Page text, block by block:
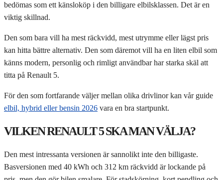
bedömas som ett känsloköp i den billigare elbilsklassen. Det är en
viktig skillnad.
Den som bara vill ha mest räckvidd, mest utrymme eller lägst pris
kan hitta bättre alternativ. Den som däremot vill ha en liten elbil som
känns modern, personlig och rimligt användbar har starka skäl att
titta på Renault 5.
För den som fortfarande väljer mellan olika drivlinor kan vår guide
elbil, hybrid eller bensin 2026 vara en bra startpunkt.
VILKEN RENAULT 5 SKA MAN VÄLJA?
Den mest intressanta versionen är sannolikt inte den billigaste.
Basversionen med 40 kWh och 312 km räckvidd är lockande på